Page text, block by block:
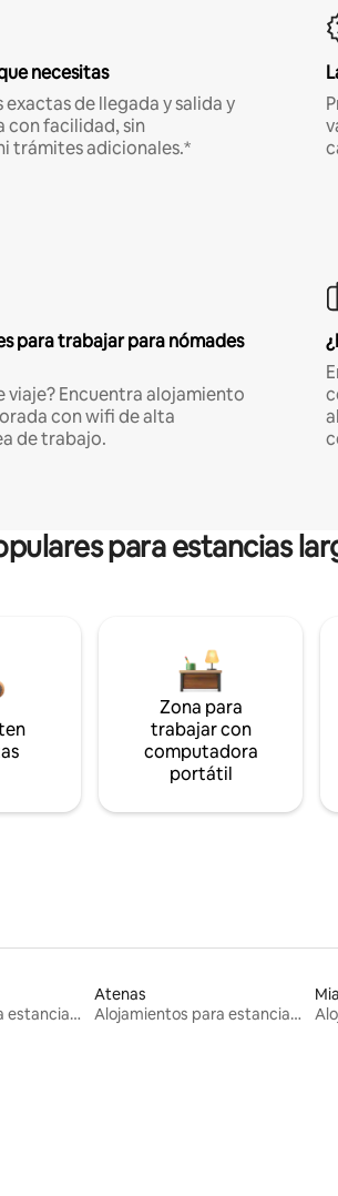
necesitas
exactas de llegada y salida y
con facilidad, sin
trámites adicionales.*
para trabajar para nómades
viaje? Encuentra alojamiento
con wifi de alta
de trabajo.
para estancias
Zona para
trabajar con
computadora
portátil
Alojamientos para estancias largas
Atenas
Alojamientos para estancias largas